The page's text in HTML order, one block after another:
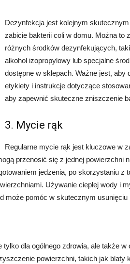
Dezynfekcja jest kolejnym
zabicie bakterii coli w domu. Można to
różnych środków dezynfekujących,
alkohol izopropylowy lub specjalne
dostępne w sklepach. Ważne jest, aby
etykiety i instrukcje dotyczące
aby zapewnić skuteczne zniszczenie
3. Mycie rąk
Regularne mycie rąk jest kluczowe w
przenosić się z jednej powierzchni
jedzenia, po skorzystaniu z
Używanie ciepłej wody i
może pomóc w skutecznym usunięciu
dla ogólnego zdrowia, ale także w
powierzchni, takich jak blaty